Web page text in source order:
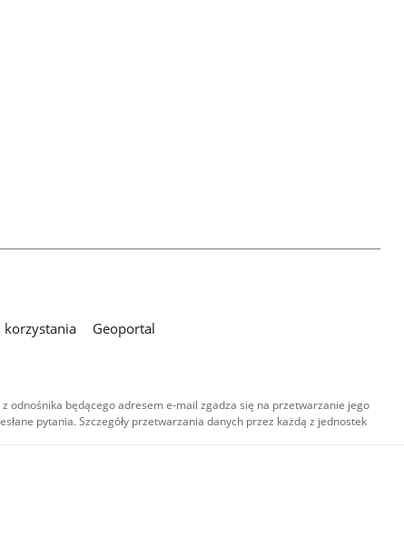
korzystania
Geoportal
odnośnika będącego adresem e-mail zgadza się na przetwarzanie jego
pytania. Szczegóły przetwarzania danych przez każdą z jednostek